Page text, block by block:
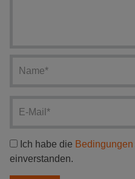
Ich habe die Bedingungen
einverstanden.